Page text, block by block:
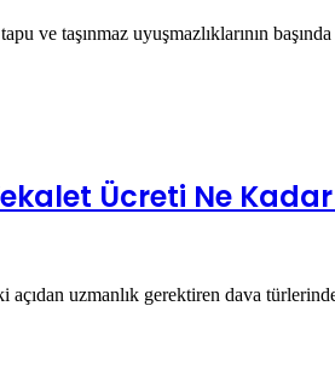
ve taşınmaz uyuşmazlıklarının
Ücreti Ne
açıdan uzmanlık gerektiren dava